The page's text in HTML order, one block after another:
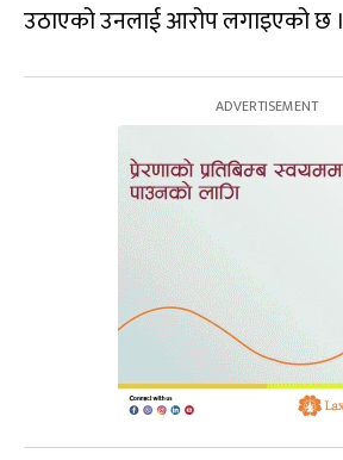
उठाएको उनलाई आरोप लगाइएको छ ।